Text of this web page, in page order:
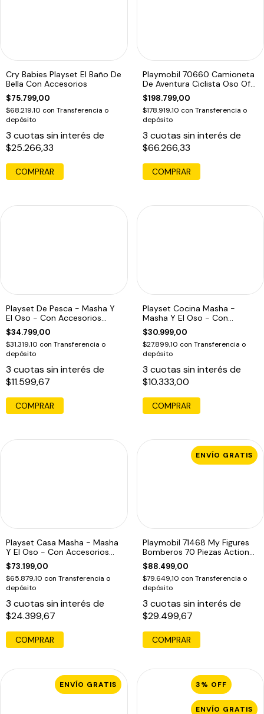
Cry Babies Playset El Baño De
Bella Con Accesorios
$75.799,00
$68.219,10 con Transferencia o
depósito
3 cuotas sin interés de
$25.266,33
COMPRAR
Playmobil 70660 Camioneta
De Aventura Ciclista Oso Off-
road
$198.799,00
$178.919,10 con Transferencia o
depósito
3 cuotas sin interés de
$66.266,33
Playset De Pesca - Masha Y
El Oso - Con Accesorios
Niños
$34.799,00
$31.319,10 con Transferencia o
depósito
3 cuotas sin interés de
$11.599,67
Playset Cocina Masha -
Masha Y El Oso - Con
Accesorios Niños
$30.999,00
$27.899,10 con Transferencia o
depósito
3 cuotas sin interés de
$10.333,00
Playset Casa Masha - Masha
Y El Oso - Con Accesorios
Niños
$73.199,00
$65.879,10 con Transferencia o
depósito
3 cuotas sin interés de
$24.399,67
COMPRAR
ENVÍO GRATIS
Playmobil 71468 My Figures
Bomberos 70 Piezas Action
Heroes
$88.499,00
$79.649,10 con Transferencia o
depósito
3 cuotas sin interés de
$29.499,67
COMPRAR
ENVÍO GRATIS 3% OFF
ENVÍO GRATIS